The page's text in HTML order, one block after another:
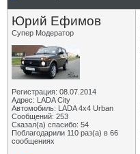
Юрий Ефимов
Супер Модератор
Регистрация: 08.07.2014
Адрес: LADA City
Автомобиль: LADA 4x4 Urban
Сообщений: 253
Сказал(а) спасибо: 54
Поблагодарили 110 раз(а) в 66
сообщениях